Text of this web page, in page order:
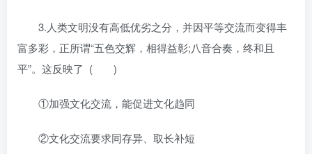
3.人类文明没有高低优劣之分，并因平等交流而变得丰
富多彩，正所谓“五色交辉，相得益彰;八音合奏，终和且
平”。这反映了 ( )
①加强文化交流，能促进文化趋同
②文化交流要求同存异、取长补短